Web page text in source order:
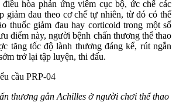
hòa phản ứng viêm cục bộ, ức chế các
giảm đau theo cơ chế tự nhiên, từ đó có thể
thuốc giảm đau hay corticoid trong một số
điểm này, người bệnh chấn thương thể thao
tăng tốc độ lành thương đáng kể, rút ngắn
trở lại tập luyện, thi đấu.
thương gân Achilles ở người chơi thể thao